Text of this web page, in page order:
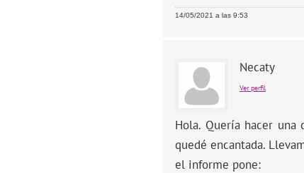
14/05/2021 a las 9:53
Necaty
Ver perfil
Hola. Quería hacer
quedé encantada.
el informe pone: